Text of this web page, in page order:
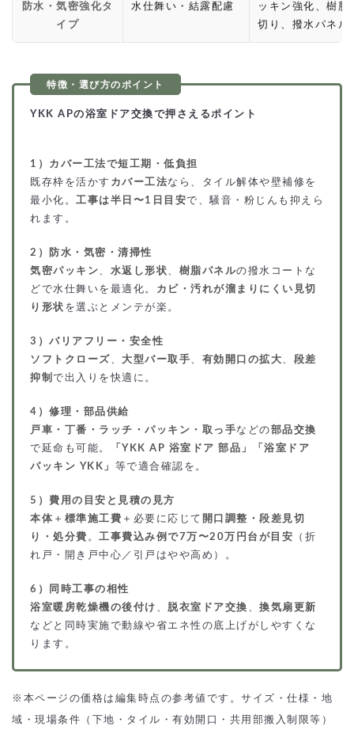
防水・気密強化タ
イプ
水仕舞い・結露配慮
ッキン強化、樹脂
切り、撥水パネル
YKK APの浴室ドア交換で押さえるポイント
1）カバー工法で短工期・低負担
既存枠を活かす カバー工法なら、タイル解体や壁補修を
最小化。 工事は半日〜1日目安で、騒音・粉じんも抑えら
れます。
2）防水・気密・清掃性
気密パッキン、 水返し形状、 樹脂パネルの撥水コートな
どで水仕舞いを最適化。
カビ・汚れが溜まりにくい見切
り形状 を選ぶとメンテが楽。
3）バリアフリー・安全性
ソフトクローズ 、 大型バー取手、 有効開口の拡大、 段差
抑制 で出入りを快適に。
4）修理・部品供給
戸車・丁番・ラッチ・パッキン・取っ手などの部品交換
で延命も可能。
「YKK AP 浴室ドア 部品」「浴室ドア
パッキン YKK」 等で適合確認を。
5）費用の目安と見積の見方
本体 ＋ 標準施工費 ＋必要に応じて 開口調整・段差見切
り・処分費 。 工事費込み例で7万〜20万円台が目安 （折
れ戸・開き戸中心／引戸はやや高め）。
6）同時工事の相性
浴室暖房乾燥機の後付け 、 脱衣室ドア交換 、 換気扇更新
などと同時実施で動線や省エネ性の底上げがしやすくな
ります。
※本ページの価格は編集時点の参考値です。サイズ・仕様・地
域・現場条件（下地・タイル・有効開口・共用部搬入制限等）